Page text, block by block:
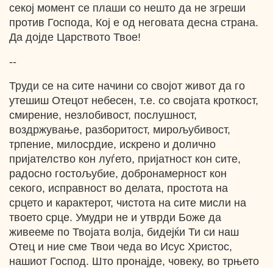
секој момент се плаши со нешто да не згреши
против Господа, Кој е од неговата десна страна.
Да дојде Царството Твое!
--
Труди се на сите начини со својот живот да го
утешиш Отецот небесен, т.е. со својата кроткост,
смирение, незлобивост, послушност,
воздржување, разборитост, мирољубивост,
трпение, милосрдие, искрено и долично
пријателство кон луѓето, пријатност кон сите,
радосно гостољубие, добронамерност кон
секого, исправност во делата, простота на
срцето и карактерот, чистота на сите мисли на
твоето срце. Умудри не и утврди Боже да
живееме по Твојата волја, бидејќи Ти си наш
Отец и ние сме Твои чеда во Исус Христос,
нашиот Господ. Што пронајде, човеку, во трњето